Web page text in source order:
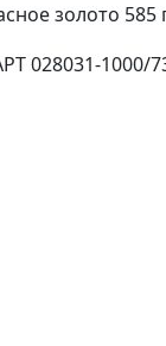
золото 585